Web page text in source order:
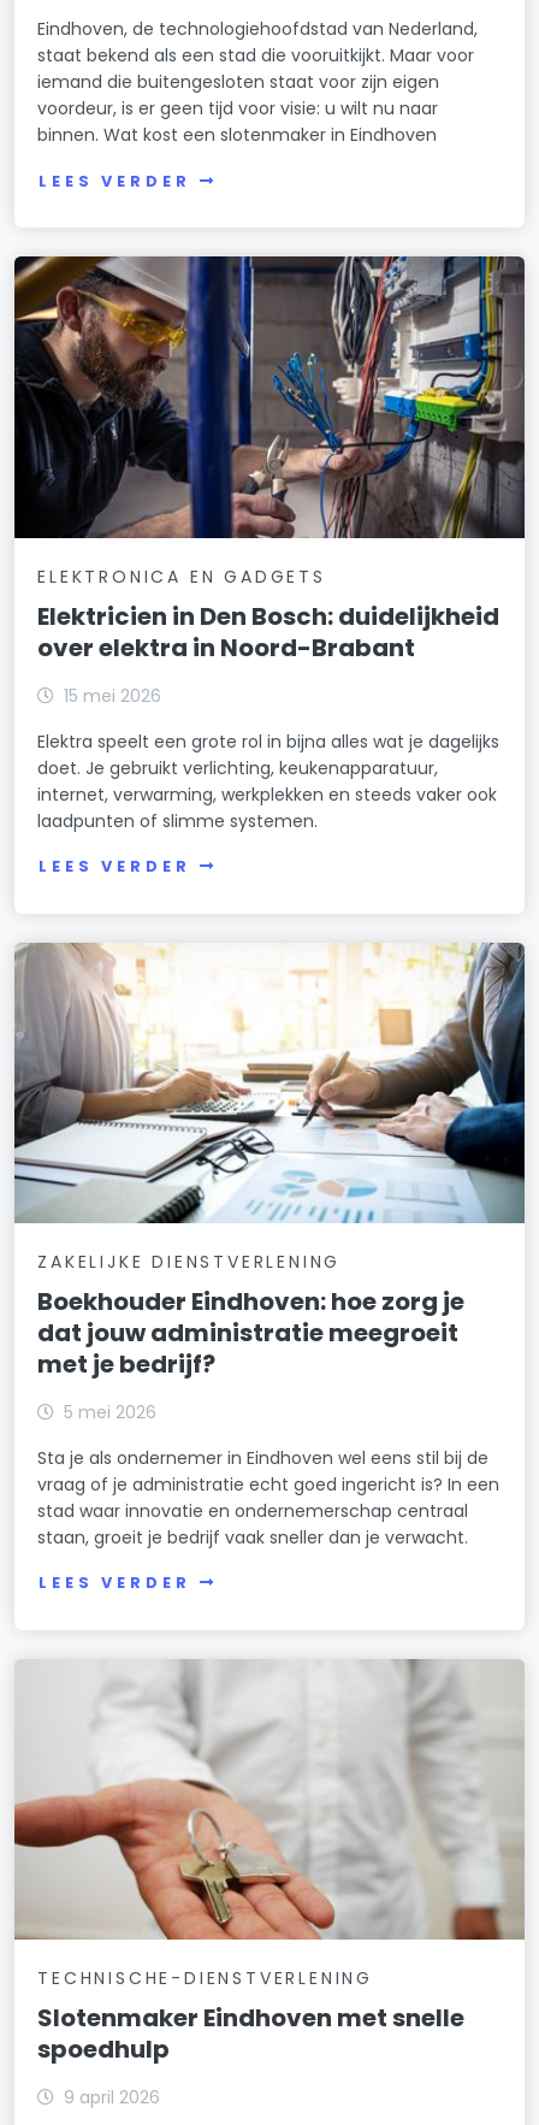
Eindhoven, de technologiehoofdstad van Nederland,
staat bekend als een stad die vooruitkijkt. Maar voor
iemand die buitengesloten staat voor zijn eigen
voordeur, is er geen tijd voor visie: u wilt nu naar
binnen. Wat kost een slotenmaker in Eindhoven
LEES VERDER
ELEKTRONICA EN GADGETS
Elektricien in Den Bosch: duidelijkheid
over elektra in Noord-Brabant
15 mei 2026
Elektra speelt een grote rol in bijna alles wat je dagelijks
doet. Je gebruikt verlichting, keukenapparatuur,
internet, verwarming, werkplekken en steeds vaker ook
laadpunten of slimme systemen.
LEES VERDER
ZAKELIJKE DIENSTVERLENING
Boekhouder Eindhoven: hoe zorg je
dat jouw administratie meegroeit
met je bedrijf?
5 mei 2026
Sta je als ondernemer in Eindhoven wel eens stil bij de
vraag of je administratie echt goed ingericht is? In een
stad waar innovatie en ondernemerschap centraal
staan, groeit je bedrijf vaak sneller dan je verwacht.
LEES VERDER
TECHNISCHE-DIENSTVERLENING
Slotenmaker Eindhoven met snelle
spoedhulp
9 april 2026